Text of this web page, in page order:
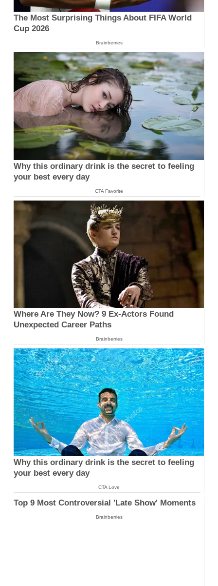
The Most Surprising Things About FIFA World
Cup 2026
Brainberries
Why this ordinary drink is the secret to feeling
your best every day
CTA Favorite
Where Are They Now? 9 Ex-Actors Found
Unexpected Career Paths
Brainberries
Why this ordinary drink is the secret to feeling
your best every day
CTA Love
Top 9 Most Controversial 'Late Show' Moments
Brainberries